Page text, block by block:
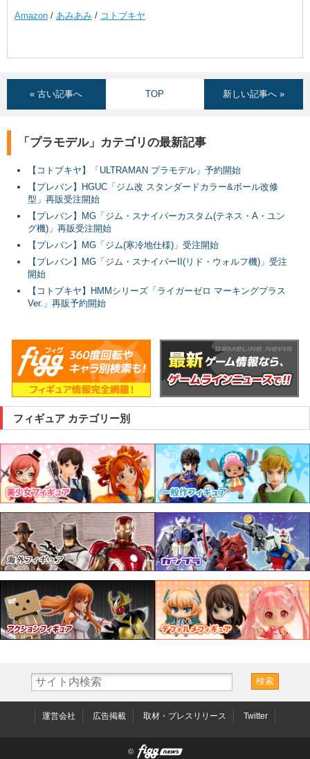
Amazon / あみあみ / コトブキヤ
« 古い記事へ TOP 新しい記事へ »
「プラモデル」カテゴリの最新記事
【コトブキヤ】「ULTRAMAN プラモデル」予約開始
【プレバン】HGUC「ジム改 スタンダードカラー&ボール改修
型」再販受注開始
【プレバン】MG「ジム・スナイパーカスタム(テネス・A・ユン
グ機)」再販受注開始
【プレバン】MG「ジム(寒冷地仕様)」受注開始
【プレバン】MG「ジム・スナイパーII(リド・ウォルフ機)」受注
開始
【コトブキヤ】HMMシリーズ「ライガーゼロ マーキングプラス
Ver.」再販予約開始
フィギュア カテゴリー別
運営会社 広告掲載 取材・プレスリリース Twitter
©